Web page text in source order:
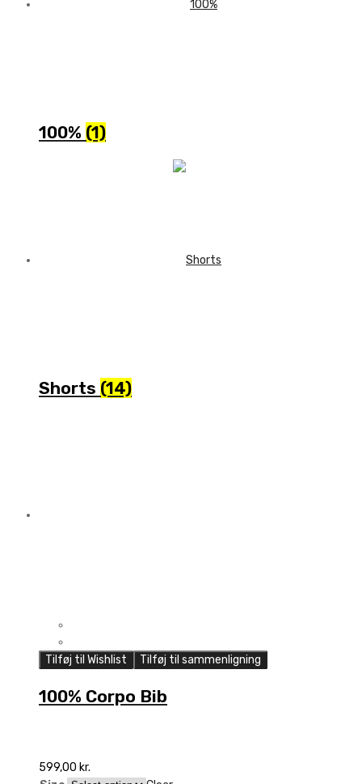
100% (1)
Shorts (14)
Tilføj til Wishlist Tilføj til sammenligning
100% Corpo Bib
599,00 kr.